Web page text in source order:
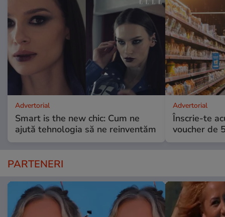
Advertorial
Smart is the new chic: Cum ne
ajută tehnologia să ne reinventăm
Advertorial
Înscrie-te
voucher de
PARTENERI